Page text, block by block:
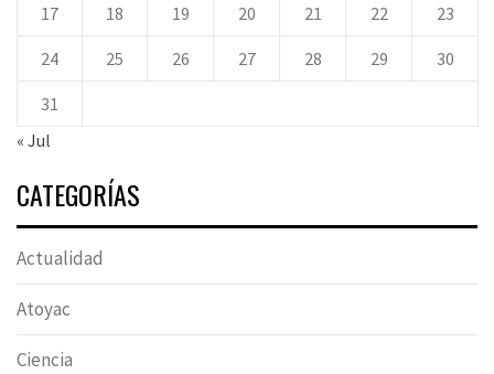
17 18 19 20 21 22 23
24 25 26 27 28 29 30
31
« Jul
CATEGORÍAS
Actualidad
Atoyac
Ciencia